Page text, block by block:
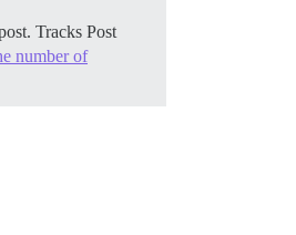
Tracks Post
number of